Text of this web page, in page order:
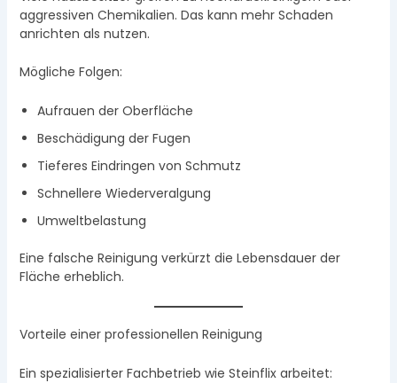
aggressiven Chemikalien. Das kann mehr Schaden
anrichten als nutzen.
Mögliche Folgen:
Aufrauen der Oberfläche
Beschädigung der Fugen
Tieferes Eindringen von Schmutz
Schnellere Wiederveralgung
Umweltbelastung
Eine falsche Reinigung verkürzt die Lebensdauer der
Fläche erheblich.
Vorteile einer professionellen Reinigung
Ein spezialisierter Fachbetrieb wie Steinflix arbeitet: